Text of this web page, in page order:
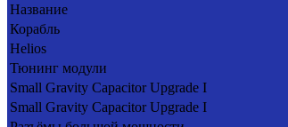
Название
Корабль
Helios
Тюнинг модули
Small Gravity Capacitor Upgrade I
Small Gravity Capacitor Upgrade I